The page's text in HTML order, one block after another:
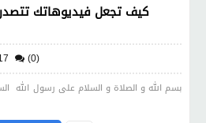
كيف تجعل فيديوهاتك تتصدر
(0)
بسم الله و الصلاة و السلام على رسول الله